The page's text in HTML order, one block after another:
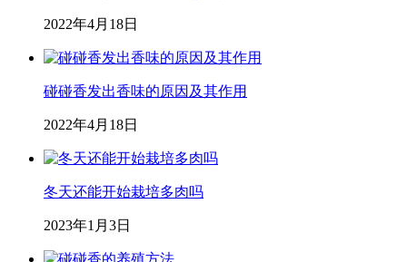
2022年4月18日
碰碰香发出香味的原因及其作用
2022年4月18日
冬天还能开始栽培多肉吗
2023年1月3日